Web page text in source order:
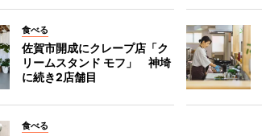
食べる
佐賀市開成にクレープ店「ク
リームスタンド モフ」 神埼
に続き2店舗目
食べる